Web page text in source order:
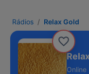
Rádios Relax Gold
Online